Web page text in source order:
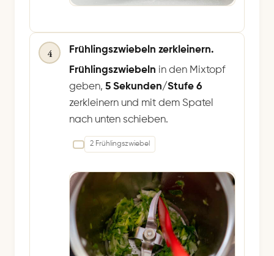
4
Frühlingszwiebeln zerkleinern.
Frühlingszwiebeln in den Mixtopf
geben, 5 Sekunden/Stufe 6
zerkleinern und mit dem Spatel
nach unten schieben.
2 Frühlingszwiebel